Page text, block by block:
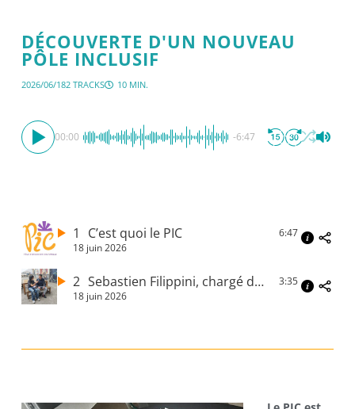
DÉCOUVERTE D'UN NOUVEAU
PÔLE INCLUSIF
2026/06/182 TRACKS 10 MIN.
00:00 -6:47
1 C’est quoi le PIC
18 juin 2026
6:47
2 Sebastien Filippini, chargé du handicap à la Ville de Nice
18 juin 2026
3:35